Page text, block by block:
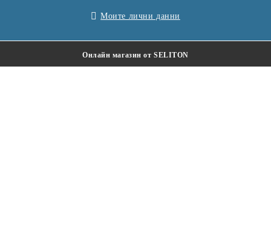
Моите лични данни
Онлайн магазин от SELITON